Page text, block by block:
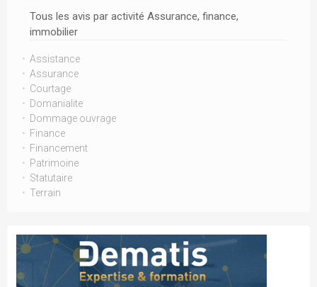
Tous les avis par activité Assurance, finance,
immobilier
Assistance
Assurance
Courtage
Domanialite
Dommage ouvrage
Finance
Financement
Patrimoine
Statutaire
Terrain